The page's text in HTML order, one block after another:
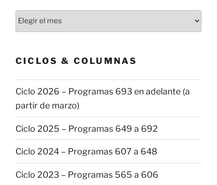
Todas
las
CICLOS & COLUMNAS
Ciclo 2026 – Programas 693 en adelante (a
partir de marzo)
Ciclo 2025 – Programas 649 a 692
Ciclo 2024 – Programas 607 a 648
Ciclo 2023 – Programas 565 a 606